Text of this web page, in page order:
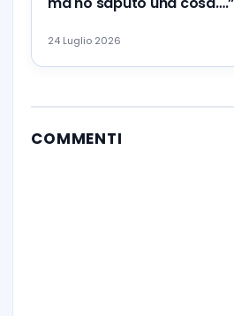
24 Luglio 2026
COMMENTI